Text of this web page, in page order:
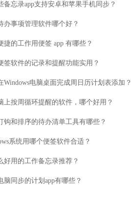
备忘录app支持安卓和苹果手机同步？
办事项管理软件哪个好？
捷的工作用便签 app 有哪些？
签软件的记录和提醒功能实用？
Windows电脑桌面完成周日历计划表添加？
上按周循环提醒的软件，哪个好用？
钩和排序的待办清单工具有哪些？
系统用哪个便签软件合适？
好用的工作备忘录推荐？
脑同步的计划app有哪些？